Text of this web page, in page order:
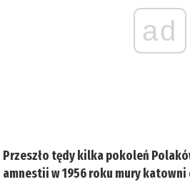
ad
Przeszło tędy kilka pokoleń
amnestii w 1956 roku mury